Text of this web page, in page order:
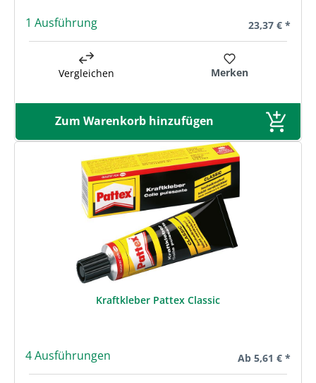
1 Ausführung Regulärer
23,37 € *
Vergleichen Merken
Zum Warenkorb hinzufügen
Kraftkleber Pattex Classic
4 Ausführungen Regulärer Preis:
Ab 5,61 € *